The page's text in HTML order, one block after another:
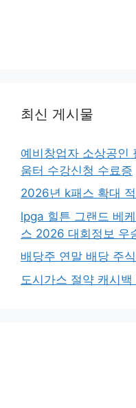
최신 게시물
예비창업자 소상공인
움터 수강신청 수료증
2026년 k패스 확대
lpga 힐튼 그랜드 베
스 2026 대회정보 우
배당주 연말 배당 주
도시가스 절약 캐시